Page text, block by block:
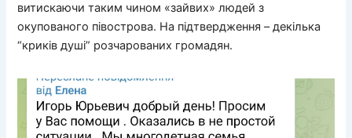
витискаючи таким чином «зайвих» людей з
окупованого півострова. На підтвердження – декілька
“криків душі” розчарованих громадян.